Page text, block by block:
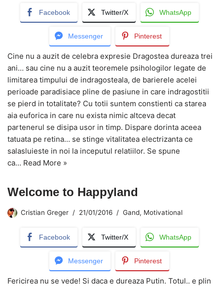
Facebook Twitter/X WhatsApp
Messenger Pinterest
Cine nu a auzit de celebra expresie Dragostea dureaza trei
ani… sau cine nu a auzit teoremele psihologilor legate de
limitarea timpului de indragosteala, de barierele acelei
perioade paradisiace pline de pasiune in care indragostitii
se pierd in totalitate? Cu totii suntem constienti ca starea
aia euforica in care nu exista nimic altceva decat
partenerul se disipa usor in timp. Dispare dorinta aceea
tatuata pe retina… se stinge vitalitatea electrizanta ce
salasluieste in noi la inceputul relatiilor. Se spune
ca… Read More »
Welcome to Happyland
Cristian Greger 21/01/2016 Gand, Motivational
Facebook Twitter/X WhatsApp
Messenger Pinterest
Fericirea nu se vede! Si daca e dureaza Putin. Totul.. e plin